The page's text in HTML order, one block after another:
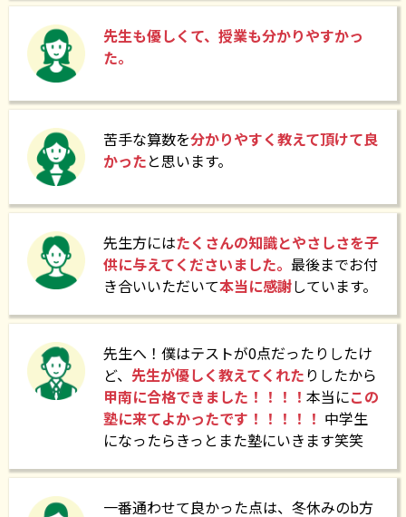
2024.11.07
令和7年度 甲南高校受験個別指導
2024.10.17
有基塾【甲南中学Ⅰ期b入試対策授業開始のお知ら
せ】
2024.10.05
有基塾主催 甲南中学校学校説明会を行いました!
2024.09.01
有基塾【甲南特訓・甲南女子特訓開講!】
先生も優しくて、授業も分かりやすかっ
た。
苦手な算数を分かりやすく教えて頂けて良
かったと思います。
先生方にはたくさんの知識とやさしさを子
供に与えてくださいました。 最後までお付
き合いいただいて本当に感謝しています。
先生へ！僕はテストが0点だったりしたけ
ど、 先生が優しく教えてくれたりしたから
甲南に合格できました！！！！ 本当にこの
塾に来てよかったです！！！！！ 中学生
になったらきっとまた塾にいきます笑笑
一番通わせて良かった点は、冬休みのb方